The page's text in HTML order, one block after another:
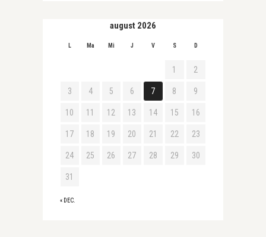
august 2026
L Ma Mi J V S D
« DEC.
1 2
3 4 5 6 7 8 9
10 11 12 13 14 15 16
17 18 19 20 21 22 23
24 25 26 27 28 29 30
31